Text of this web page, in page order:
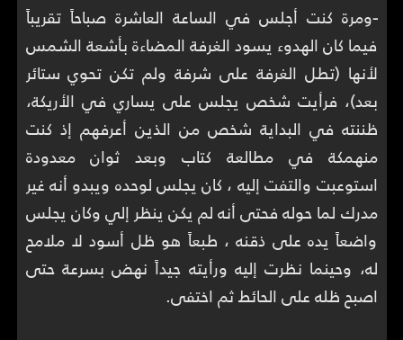
-ومرة كنت أجلس في الساعة العاشرة صباحاً تقريباً
فيما كان الهدوء يسود الغرفة المضاءة بأشعة الشمس
لأنها (تطل الغرفة على شرفة ولم تكن تحوي ستائر
بعد)، فرأيت شخص يجلس على يساري في الأريكة،
ظننته في البداية شخص من الذين أعرفهم إذ كنت
منهمكة في مطالعة كتاب وبعد ثوان معدودة
استوعبت والتفت إليه ، كان يجلس لوحده ويبدو أنه غير
مدرك لما حوله فحتى أنه لم يكن ينظر إلي وكان يجلس
واضعاً يده على ذقنه ، طبعاً هو ظل أسود لا ملامح
له، وحينما نظرت إليه ورأيته جيداً نهض بسرعة حتى
اصبح ظله على الحائط ثم اختفى.